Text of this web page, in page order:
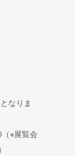
なりま
※展覧会